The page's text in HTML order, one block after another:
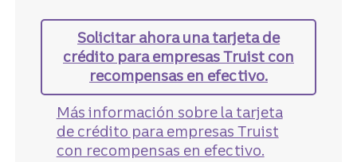
Solicitar ahorauna tarjeta de
crédito para empresas Truist con
recompensas en efectivo.
Más información sobre la tarjeta
de crédito para empresas Truist
con recompensas en efectivo.